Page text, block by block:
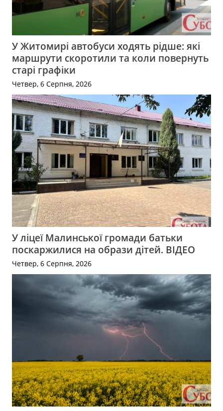
У Житомирі автобуси ходять рідше: які
маршрути скоротили та коли повернуть
старі графіки
Четвер, 6 Серпня, 2026
У ліцеї Малинської громади батьки
поскаржилися на образи дітей. ВІДЕО
Четвер, 6 Серпня, 2026